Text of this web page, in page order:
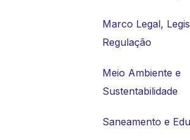
Marco Legal,
Regulação
Meio Ambiente e
Sustentabilidade
Saneamento e